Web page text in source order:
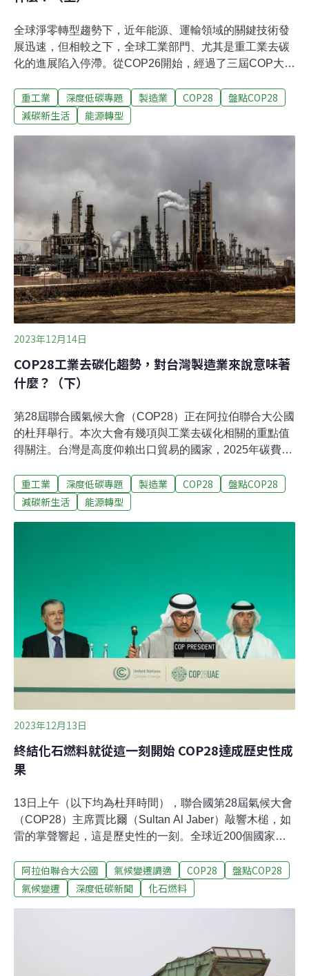
全球淨零轉型趨勢下，近年能源、運輸領域的關鍵技術發
展迅速，但相較之下，全球工業部門、尤其是重工業去碳
化的進展陷入停滯。從COP26開始，經過了三屆COP大會
議進展也值得關注。第28屆聯合國氣候大會（COP28）正
在阿拉伯聯合大公國的杜拜舉行。本次大會有兩項與工業
27、28三屆大會主席接力支持的多項自願性協議的進展，
包含：工業深度去碳化倡議（Industrial Deep
Decarbonisation Initiative，IDDI，又稱為低碳公共採購倡
議）、先行者聯盟（First Movers Coalition, FMC）與突破
性議程（Breakthrough Agenda）。
重工業 深度低碳專題 製造業 COP28
盤點COP28
減碳新生活
能源轉型
2023年12月14日
COP28工業去碳化趨勢，對台灣製造業來說意味著
什麼？（下）
第28屆聯合國氣候大會（COP28）正在阿拉伯聯合大公國
的杜拜舉行。本次大會有幾項與工業去碳化相關的重點值
得關注。台灣是高度仰賴出口貿易的國家，2025年碳費制
政策，與國際接軌？台灣有一半以上的碳排放來自製造
業，工業部門能否成功脫碳將是減排的關鍵。從COP26開
Agenda）。本文綜整近期國際研究與COP28的會議內
容，整理出工業減排上的三大趨勢與建議。1. 碳定價勢在
必行，全球加速共創產業公平競爭環境
重工業 深度低碳專題 製造業 COP28
盤點COP28
減碳新生活
能源轉型
2023年12月13日
終結化石燃料就從這一刻開始 COP28達成歷史性成
果
13日上午（以下均為杜拜時間），聯合國第28屆氣候大會
（COP28）主席賈比爾（Sultan Al Jaber）敲響木槌，如
雷的掌聲響起，這是歷史性的一刻。全球近200個國家無
fuels）」的決議。終結化石燃料就從這一刻開始。「我們
該為這個歷史性的成就感到自豪。」賈比爾說。此刻的歡
《巴黎協定》要求各國應將全球平均升溫控制在2℃以
下，並力求不超過1.5℃。為評估減碳缺口，每五年進行一
阿拉伯聯合大公國 氣候變遷調適 COP28
盤點COP28
氣候變遷
深度低碳新聞 化石燃料